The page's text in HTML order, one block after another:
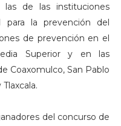
de las instituciones
para la prevención del
de prevención en el
Superior y en las
Coaxomulco, San Pablo
del concurso de